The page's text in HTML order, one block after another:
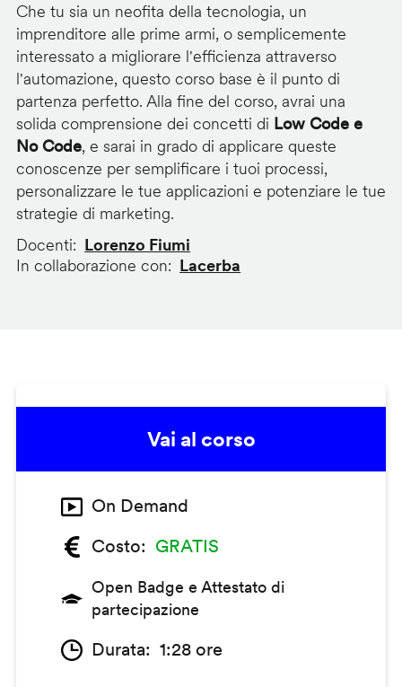
Che tu sia un neofita della tecnologia, un
imprenditore alle prime armi, o semplicemente
interessato a migliorare l'efficienza attraverso
l'automazione, questo corso base è il punto di
partenza perfetto. Alla fine del corso, avrai una
solida comprensione dei concetti di Low Code e
No Code, e sarai in grado di applicare queste
conoscenze per semplificare i tuoi processi,
personalizzare le tue applicazioni e potenziare le tue
strategie di marketing.
Docenti
Lorenzo Fiumi
In collaborazione con
Lacerba
Vai al corso
On Demand
Costo
GRATIS
Open Badge e Attestato di
partecipazione
Durata 1:28 ore